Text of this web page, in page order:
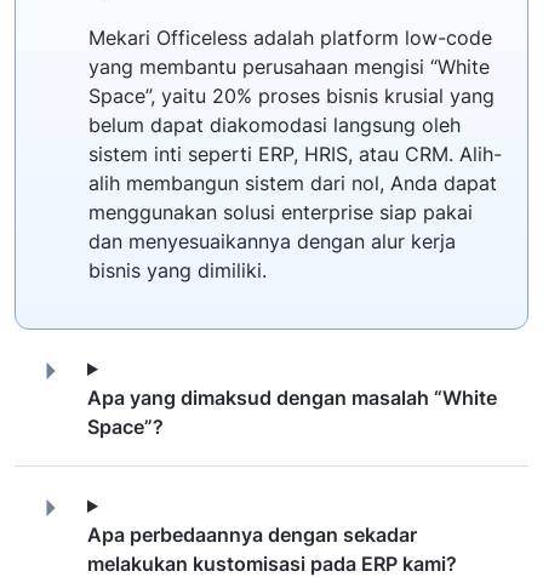
Mekari Officeless adalah platform low-code
yang membantu perusahaan mengisi “White
Space”, yaitu 20% proses bisnis krusial yang
belum dapat diakomodasi langsung oleh
sistem inti seperti ERP, HRIS, atau CRM. Alih-
alih membangun sistem dari nol, Anda dapat
menggunakan solusi enterprise siap pakai
dan menyesuaikannya dengan alur kerja
bisnis yang dimiliki.
Apa yang dimaksud dengan masalah “White
Space”?
Apa perbedaannya dengan sekadar
melakukan kustomisasi pada ERP kami?